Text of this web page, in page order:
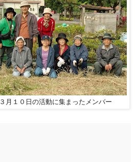
３月１０日の活動に集まったメンバー